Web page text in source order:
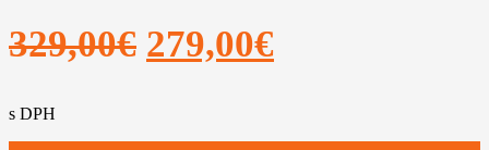
329,00€ Pôvodná
279,00€
s DPH